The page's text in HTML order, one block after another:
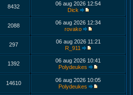
8432
06 aug 2026 12:54
Dick
2088
06 aug 2026 12:34
rovako
297
06 aug 2026 11:21
R_911
1392
06 aug 2026 10:41
Polydeukes
14610
06 aug 2026 10:05
Polydeukes